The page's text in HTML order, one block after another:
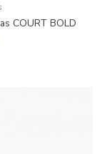
COURT BOLD